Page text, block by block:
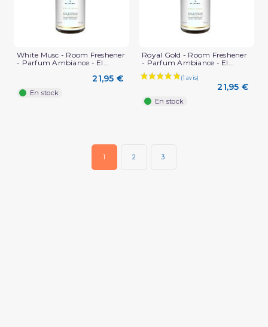
White Musc - Room Freshener
- Parfum Ambiance - El...
21,95 €
En stock
Royal Gold - Room Freshener
- Parfum Ambiance - El...
21,95 €
En stock
1 2 3